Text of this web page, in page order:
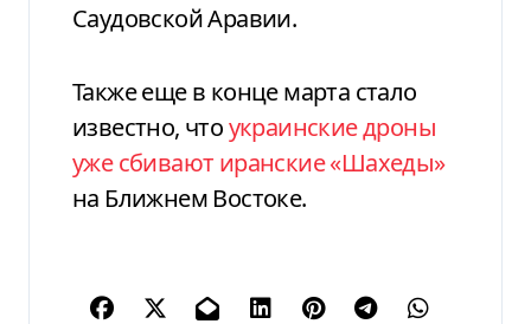
Саудовской Аравии.
Также еще в конце марта стало
известно, чтоукраинские дроны
уже сбивают иранские «Шахеды»
на Ближнем Востоке.